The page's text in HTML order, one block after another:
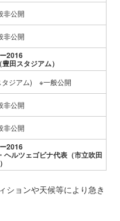
非公開
非公開
2016
田スタジアム）
タジアム) ※一般公開
非公開
非公開
2016
ヘルツェゴビナ代表（市立吹田
ションや天候等により急き